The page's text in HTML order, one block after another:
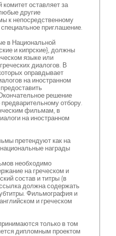
оставляет за
другие
к непосредственному
приглашение.
в Национальной
и кипрские}, должны
языке или
диалогов. В
оправдывает
на иностранном
решение
отбору.
фильмам, в
на иностранном
претендуют как на
награды
необходимо
на греческом и
состав и титры (в
должна содержать
Фильмография и
и греческом
только в том
дипломным проектом